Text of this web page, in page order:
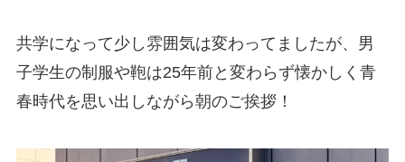
共学になって少し雰囲気は変わってましたが、男
子学生の制服や鞄は25年前と変わらず懐かしく青
春時代を思い出しながら朝のご挨拶！